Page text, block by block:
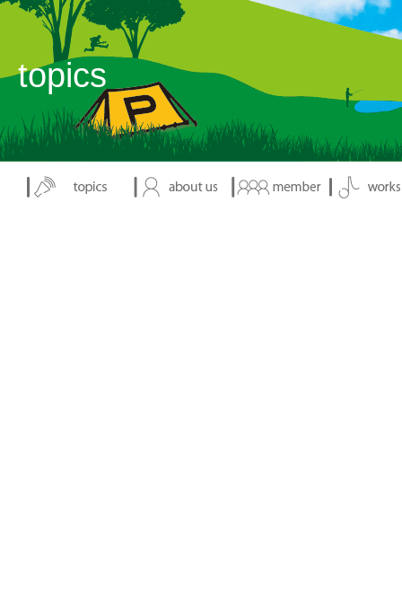
topics
表示：index.php